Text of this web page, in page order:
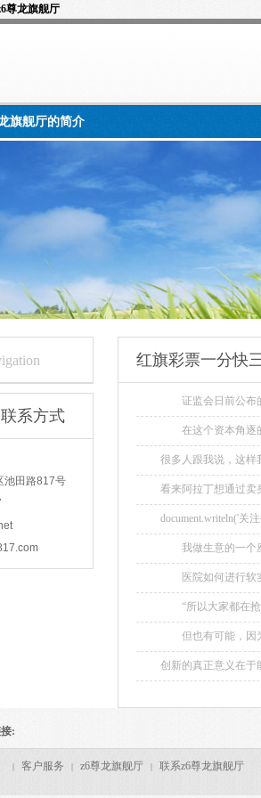
尊龙旗舰厅
旗舰厅的简介
系方式
池田路817号
红旗彩票一分快
证监会日前公布的
播有限公司在名单中
在这个资本角逐的
泥…… 2016年初，
很多人跟我说，这样
看来阿拉丁想通过卖
document.writeln('关
我做生意的一个座
将它们的一部分暂时
医院如何进行软
渠道，当患者询问疾
疗方法，保证专业性
“所以大家都在抢
的股市资金抽血给他
但也有可能，因为
伤，比如曾经红极一
创新的真正意义在于
:
| 客户服务 | z6尊龙旗舰厅 | 联系z6尊龙旗舰厅